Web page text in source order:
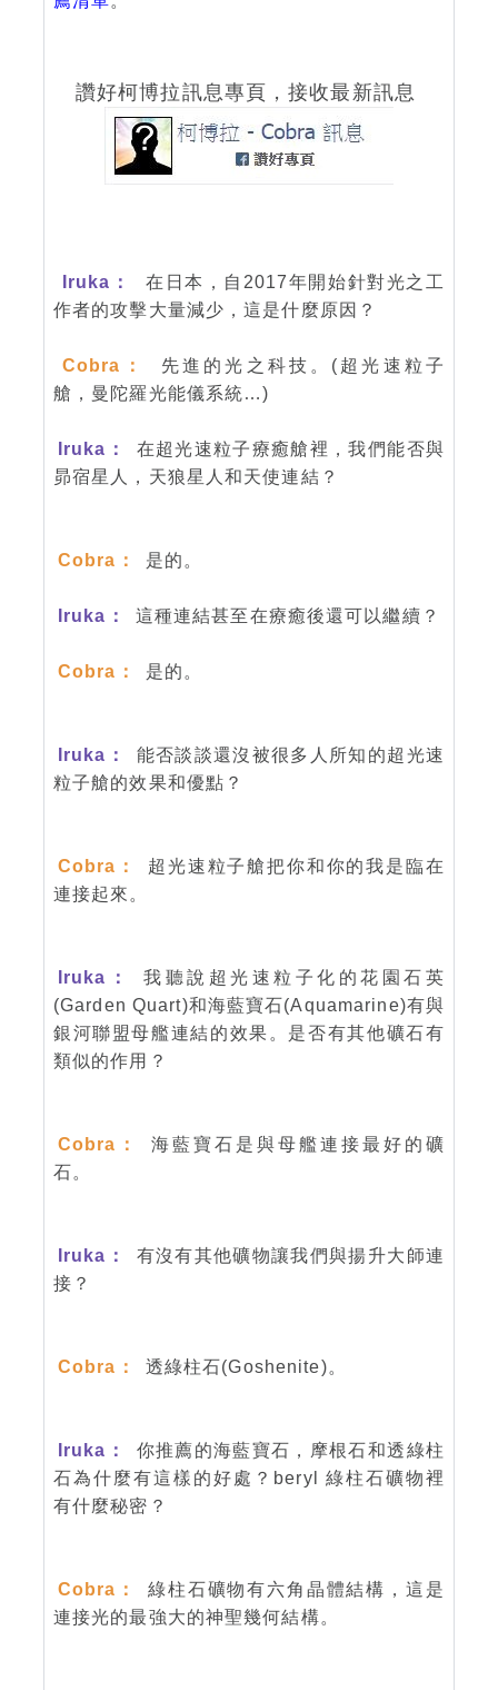
讚好柯博拉訊息專頁，接收最新訊息
Iruka：
在日本，自2017年開始針對光之工
作者的攻擊大量減少，這是什麼原因？
Cobra：
先進的光之科技。(超光速粒子
艙，曼陀羅光能儀系統…)
Iruka：
在超光速粒子療癒艙裡，我們能否與
昴宿星人，天狼星人和天使連結？
Cobra： 是的。
Iruka： 這種連結甚至在療癒後還可以繼續？
Cobra： 是的。
Iruka：
能否談談還沒被很多人所知的超光速
粒子艙的效果和優點？
Cobra：
超光速粒子艙把你和你的我是臨在
連接起來。
Iruka：
我聽說超光速粒子化的花園石英
(Garden Quart)和海藍寶石(Aquamarine)有與
銀河聯盟母艦連結的效果。是否有其他礦石有
類似的作用？
Cobra：
海藍寶石是與母艦連接最好的礦
石。
Iruka：
有沒有其他礦物讓我們與揚升大師連
接？
Cobra： 透綠柱石(Goshenite)。
Iruka：
你推薦的海藍寶石，摩根石和透綠柱
石為什麼有這樣的好處？beryl 綠柱石礦物裡
有什麼秘密？
Cobra：
綠柱石礦物有六角晶體結構，這是
連接光的最強大的神聖幾何結構。